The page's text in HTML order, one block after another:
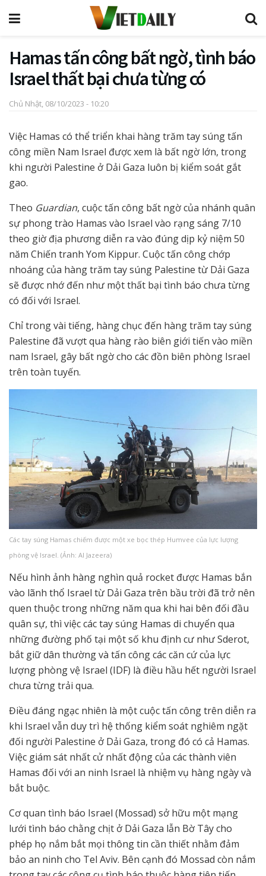
Hamas tấn công bất ngờ, tình báo
Israel thất bại chưa từng có
Chủ Nhật, 08/10/2023 - 10:20
Việc Hamas có thể triển khai hàng trăm tay súng tấn
công miền Nam Israel được xem là bất ngờ lớn, trong
khi người Palestine ở Dải Gaza luôn bị kiểm soát gắt
gao.
Theo Guardian, cuộc tấn công bất ngờ của nhánh quân
sự phong trào Hamas vào Israel vào rạng sáng 7/10
theo giờ địa phương diễn ra vào đúng dịp kỷ niệm 50
năm Chiến tranh Yom Kippur. Cuộc tấn công chớp
nhoáng của hàng trăm tay súng Palestine từ Dải Gaza
sẽ được nhớ đến như một thất bại tình báo chưa từng
có đối với Israel.
Chỉ trong vài tiếng, hàng chục đến hàng trăm tay súng
Palestine đã vượt qua hàng rào biên giới tiến vào miền
nam Israel, gây bất ngờ cho các đồn biên phòng Israel
trên toàn tuyến.
Các tay súng Hamas chiếm được một xe bọc thép Humvee của lực lượng
phòng vệ Israel. (Ảnh: Al Jazeera)
Nếu hình ảnh hàng nghìn quả rocket được Hamas bắn
vào lãnh thổ Israel từ Dải Gaza trên bầu trời đã trở nên
quen thuộc trong những năm qua khi hai bên đối đầu
quân sự, thì việc các tay súng Hamas di chuyển qua
những đường phố tại một số khu định cư như Sderot,
bắt giữ dân thường và tấn công các căn cứ của lực
lượng phòng vệ Israel (IDF) là điều hầu hết người Israel
chưa từng trải qua.
Điều đáng ngạc nhiên là một cuộc tấn công trên diễn ra
khi Israel vẫn duy trì hệ thống kiểm soát nghiêm ngặt
đối người Palestine ở Dải Gaza, trong đó có cả Hamas.
Việc giám sát nhất cử nhất động của các thành viên
Hamas đối với an ninh Israel là nhiệm vụ hàng ngày và
bắt buộc.
Cơ quan tình báo Israel (Mossad) sở hữu một mạng
lưới tình báo chằng chịt ở Dải Gaza lẫn Bờ Tây cho
phép họ nắm bắt mọi thông tin cần thiết nhằm đảm
bảo an ninh cho Tel Aviv. Bên cạnh đó Mossad còn nắm